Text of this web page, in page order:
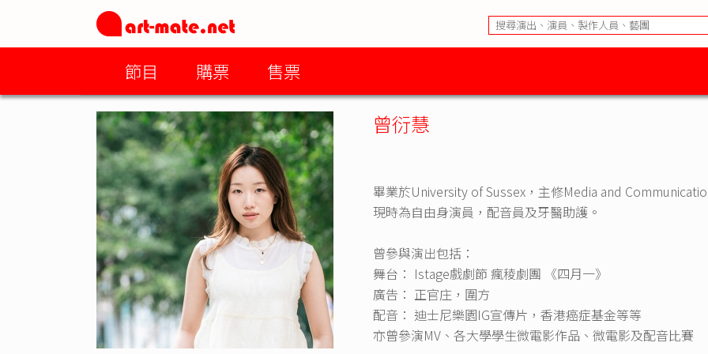
節目 購票 售票
曾衍慧
畢業於University of Sussex，主修Media and
現時為自由身演員，配音員及牙醫助護。
曾參與演出包括：
舞台： Istage戲劇節 瘋稜劇團 《四月一》
廣告： 正官庄，圍方
配音： 迪士尼樂園IG宣傳片，香港癌症基金等等
亦曾參演MV、各大學學生微電影作品、微電影及配音比賽